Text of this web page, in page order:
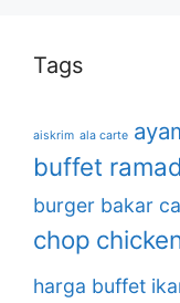
Tags
aiskrim ala carte
buffet
burger bakar
chop
harga buffet